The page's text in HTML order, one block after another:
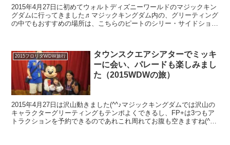
2015年4月27日に初めてウォルトディズニーワールドのマジックキン
グダムに行ってきました♬マジックキングダム内の、グリーティング
の中でもおすすめの場所は、こちらのピートのシリー・サイドショー
2015フロリダWDW旅行
タウンスクエアシアターでミッキ
ーに会い、パレードも楽しみまし
た（2015WDWの旅）
2015年4月27日は沢山動きました(^^♪マジックキングダムでは沢山の
キャラクターグリーティングもテンポよくできるし、FP+は3つもア
トラクションを予約できるのであれこれ周れてお腹も空きますね(^^♪